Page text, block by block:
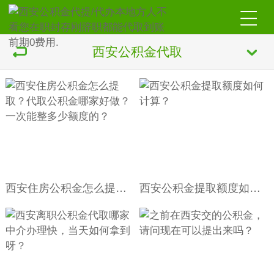
西安公积金代取
西安住房公积金怎么提取？代取公积金哪家好做？一次能整多少额度的？ 西安公积金提取额度如何计算？